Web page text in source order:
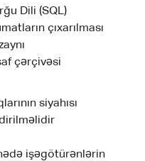
Dili (SQL)
çıxarılması
çərçivəsi
siyahısı
işəgötürənlərin